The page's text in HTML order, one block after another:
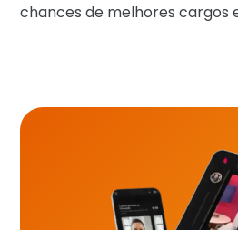
chances de melhores cargos